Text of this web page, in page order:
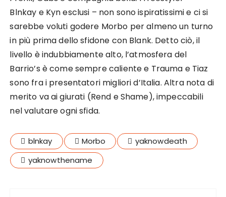
Blnkay e Kyn esclusi – non sono ispiratissimi e ci si
sarebbe voluti godere Morbo per almeno un turno
in più prima dello sfidone con Blank. Detto ciò, il
livello è indubbiamente alto, l’atmosfera del
Barrio’s è come sempre caliente e Trauma e Tiaz
sono fra i presentatori migliori d’Italia. Altra nota di
merito va ai giurati (Rend e Shame), impeccabili
nel valutare ogni sfida.
blnkay Morbo
yaknowdeath
yaknowthename